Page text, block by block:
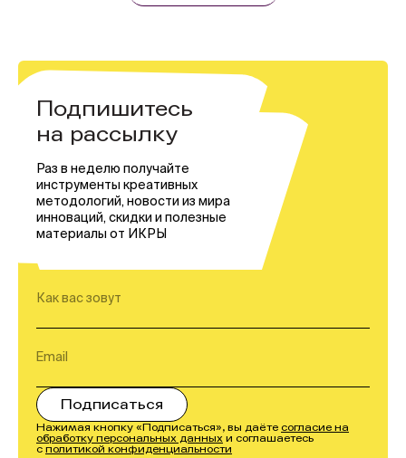
Подпишитесь
на рассылку
Раз в неделю получайте
инструменты креативных
методологий, новости из мира
инноваций, скидки и полезные
материалы от ИКРЫ
Нажимая кнопку «Подписаться», вы даёте согласие на
обработку персональных данных и соглашаетесь
с политикой конфиденциальности